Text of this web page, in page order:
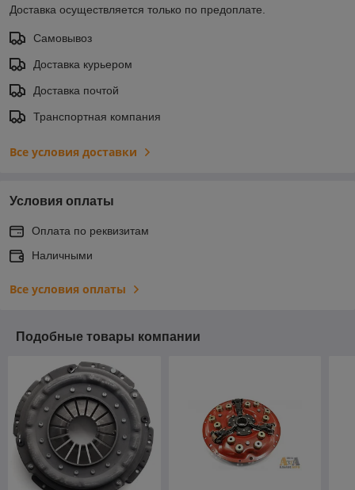
Доставка осуществляется только по предоплате.
Самовывоз
Доставка курьером
Доставка почтой
Транспортная компания
Все условия доставки
Условия оплаты
Оплата по реквизитам
Наличными
Все условия оплаты
Подобные товары компании